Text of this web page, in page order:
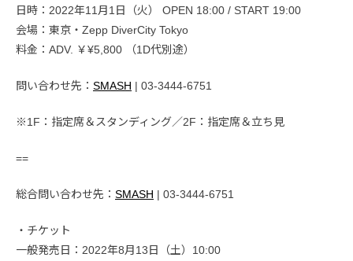
日時：2022年11月1日（火） OPEN 18:00 / START 19:00
会場：東京・Zepp DiverCity Tokyo
料金：ADV. ￥¥5,800 （1D代別途）
問い合わせ先： SMASH | 03-3444-6751
※1F：指定席＆スタンディング／2F：指定席＆立ち見
==
総合問い合わせ先： SMASH | 03-3444-6751
・チケット
一般発売日：2022年8月13日（土）10:00